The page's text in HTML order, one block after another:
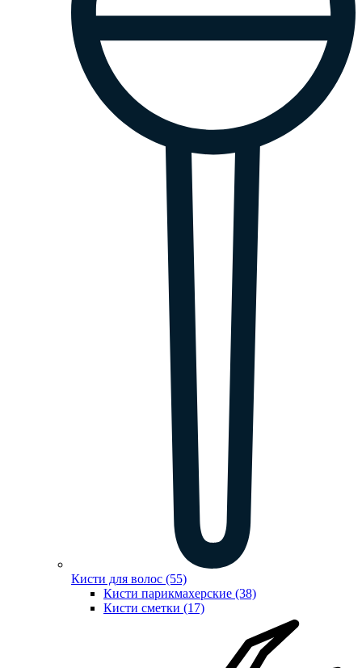
Кисти для волос (55)
Кисти парикмахерские (38)
Кисти сметки (17)